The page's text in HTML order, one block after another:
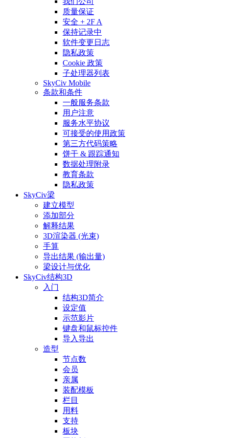
质量保证
安全 + 2F A
保持记录中
软件变更日志
隐私政策
Cookie 政策
子处理器列表
SkyCiv Mobile
条款和条件
一般服务条款
用户注意
服务水平协议
可接受的使用政策
第三方代码策略
饼干 & 跟踪通知
数据处理附录
教育条款
隐私政策
SkyCiv梁
建立模型
添加部分
解释结果
3D渲染器 (光束)
手算
导出结果 (输出量)
梁设计与优化
SkyCiv结构3D
入门
结构3D简介
设定值
示范影片
键盘和鼠标控件
导入导出
造型
节点数
会员
亲属
装配模板
栏目
用料
支持
板块